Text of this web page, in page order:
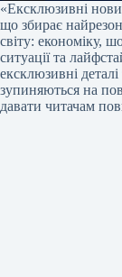
«Ексклюзивні
що збирає
світу: економіку,
ситуації та
ексклюзивні
зупиняються на
давати читачам